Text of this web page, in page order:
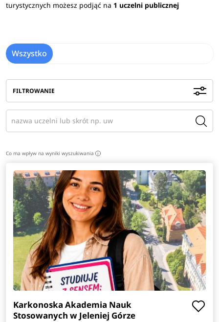
turystycznych możesz podjąć na 1 uczelni publicznej
Wszystko
FILTROWANIE
Co ma wpływ na wyniki wyszukiwania i
Karkonoska Akademia Nauk
Stosowanych w Jeleniej Górze